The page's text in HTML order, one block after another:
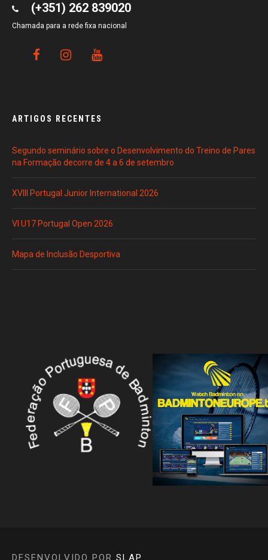
(+351) 262 839020
Chamada para a rede fixa nacional
ARTIGOS RECENTES
Segundo seminário sobre o Desenvolvimento do Treino de Pares
na Formação decorre de 4 a 6 de setembro
XVIII Portugal Junior International 2026
VI U17 Portugal Open 2026
Mapa de Inclusão Desportiva
DESENVOLVIDO POR SLAP